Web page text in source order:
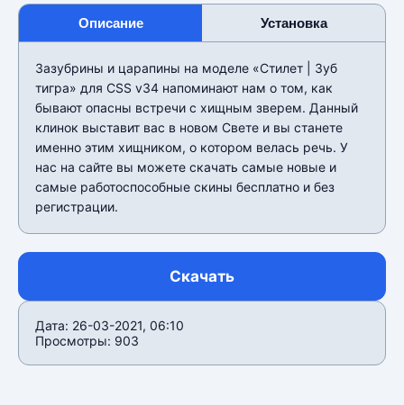
Описание Установка
Зазубрины и царапины на моделе «Стилет | Зуб
тигра» для CSS v34 напоминают нам о том, как
бывают опасны встречи с хищным зверем. Данный
клинок выставит вас в новом Свете и вы станете
именно этим хищником, о котором велась речь. У
нас на сайте вы можете скачать самые новые и
самые работоспособные скины бесплатно и без
регистрации.
Скачать
Дата: 26-03-2021, 06:10
Просмотры: 903